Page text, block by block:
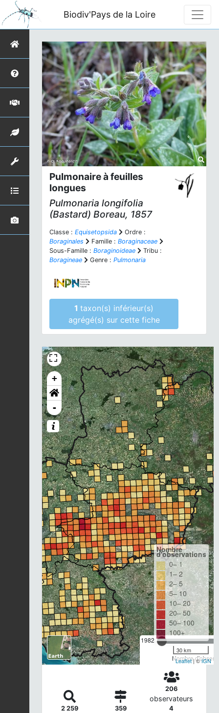
Biodiv'Pays de la Loire
Pulmonaire à feuilles
longues
Pulmonaria longifolia
(Bastard) Boreau, 1857
Classe : Equisetopsida
Ordre :
Boraginales
Famille : Boraginaceae
Sous-Famille : Boraginoideae
Tribu :
Boragineae
Genre : Pulmonaria
1taxon(s) inférieur(s)
agrégé(s) sur cette fiche
+
-
1982
Nombre
Nombre
d'observations
0– 1
1– 2
2– 5
5– 10
10– 20
20– 50
50– 100
100+
30 km
Leaflet| ©IGN
2 259 359
206
observateurs
4